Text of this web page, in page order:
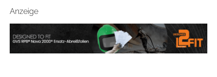
Anzeige